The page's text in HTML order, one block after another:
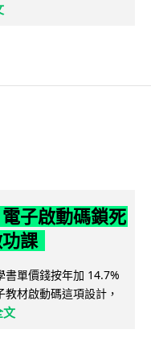
子啟動碼鎖死
課
書單價錢按年加 14.7%
材啟動碼這項設計，
文